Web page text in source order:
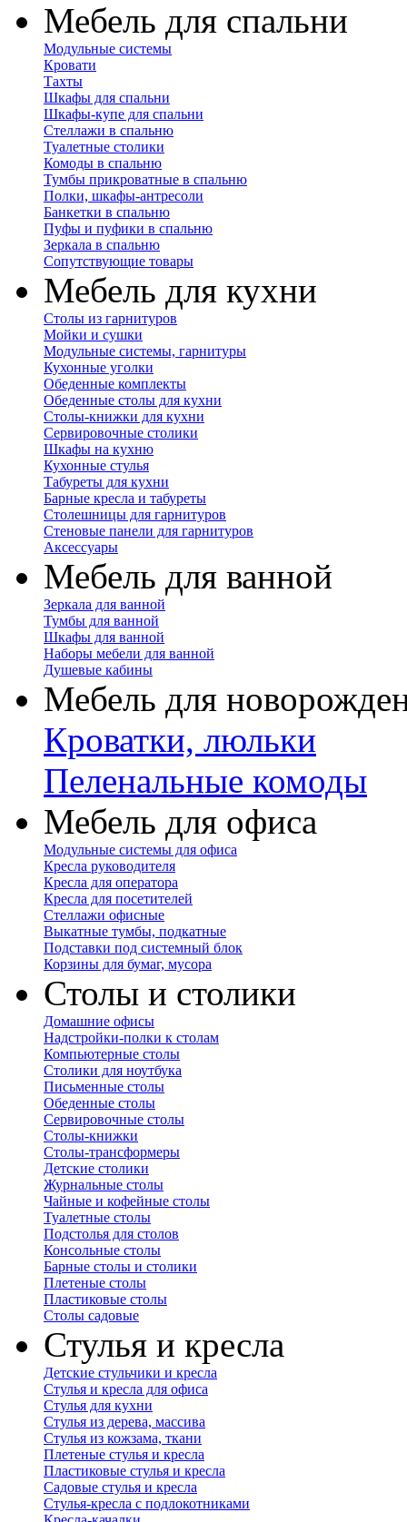
Мебель для спальни
Модульные системы
Кровати
Тахты
Шкафы для спальни
Шкафы-купе для спальни
Стеллажи в спальню
Туалетные столики
Комоды в спальню
Тумбы прикроватные в спальню
Полки, шкафы-антресоли
Банкетки в спальню
Пуфы и пуфики в спальню
Зеркала в спальню
Сопутствующие товары
Мебель для кухни
Столы из гарнитуров
Мойки и сушки
Модульные системы, гарнитуры
Кухонные уголки
Обеденные комплекты
Обеденные столы для кухни
Столы-книжки для кухни
Сервировочные столики
Шкафы на кухню
Кухонные стулья
Табуреты для кухни
Барные кресла и табуреты
Столешницы для гарнитуров
Стеновые панели для гарнитуров
Аксессуары
Мебель для ванной
Зеркала для ванной
Тумбы для ванной
Шкафы для ванной
Наборы мебели для ванной
Душевые кабины
Мебель для
Кроватки, люльки
Пеленальные комоды
Мебель для офиса
Модульные системы для офиса
Кресла руководителя
Кресла для оператора
Кресла для посетителей
Стеллажи офисные
Выкатные тумбы, подкатные
Подставки под системный блок
Корзины для бумаг, мусора
Столы и столики
Домашние офисы
Надстройки-полки к столам
Компьютерные столы
Столики для ноутбука
Письменные столы
Обеденные столы
Сервировочные столы
Столы-книжки
Столы-трансформеры
Детские столики
Журнальные столы
Чайные и кофейные столы
Туалетные столы
Подстолья для столов
Консольные столы
Барные столы и столики
Плетеные столы
Пластиковые столы
Столы садовые
Стулья и кресла
Детские стульчики и кресла
Стулья и кресла для офиса
Стулья для кухни
Стулья из дерева, массива
Стулья из кожзама, ткани
Плетеные стулья и кресла
Пластиковые стулья и кресла
Садовые стулья и кресла
Стулья-кресла с подлокотниками